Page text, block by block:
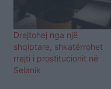
mbrojtjen e fëmijëve “To
hamogelo tou paidiou” ka
çuar në arrestimin e të
moshuarit. Sipas
departamentit…
Drejtohej nga një
shqiptare, shkatërrohet
rrejti i prostitucionit në
Selanik